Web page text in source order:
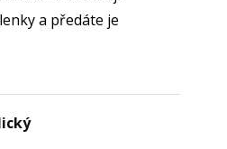
a předáte je